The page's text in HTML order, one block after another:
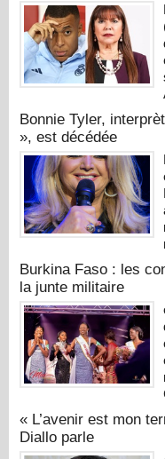
Bonnie Tyler,
», est décédée
Burkina Faso : les
la junte militaire
« L’avenir est mon
Diallo parle